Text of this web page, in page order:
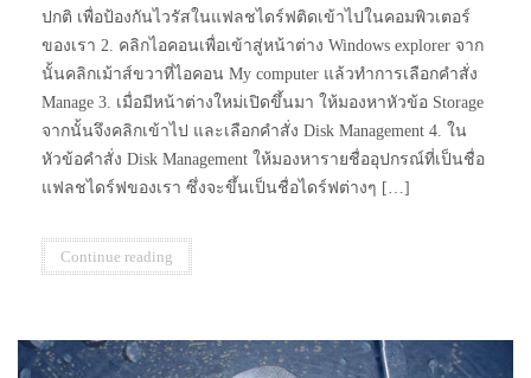
ปกติ เพื่อป้องกันไวรัสในแฟลชไดร์ฟติดเข้าไปในคอมพิวเตอร์
ของเรา 2. คลิกไอคอนเพื่อเข้าสู่หน้าต่าง Windows explorer จาก
นั้นคลิกเม้าส์ขวาที่ไอคอน My computer แล้วทำการเลือกคำสั่ง
Manage 3. เมื่อมีหน้าต่างใหม่เปิดขึ้นมา ให้มองหาหัวข้อ Storage
จากนั้นจึงคลิกเข้าไป และเลือกคำสั่ง Disk Management 4. ใน
หัวข้อคำสั่ง Disk Management ให้มองหารายชื่ออุปกรณ์ที่เป็นชื่อ
แฟลชไดร์ฟของเรา ซึ่งจะขึ้นเป็นชื่อไดร์ฟต่างๆ […]
Continue reading